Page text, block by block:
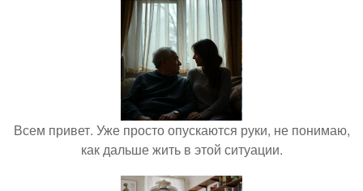
Всем привет. Уже просто опускаются руки, не понимаю,
как дальше жить в этой ситуации.